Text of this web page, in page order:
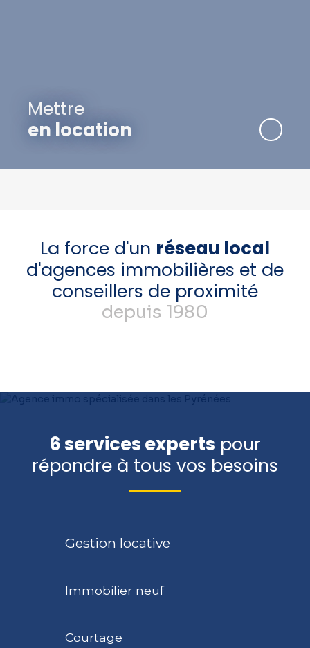
Mettre
en location
La force d'un réseau local
d'agences immobilières et de
conseillers de proximité
depuis 1980
6 services experts pour
répondre à tous vos besoins
Gestion locative
Immobilier neuf
Courtage